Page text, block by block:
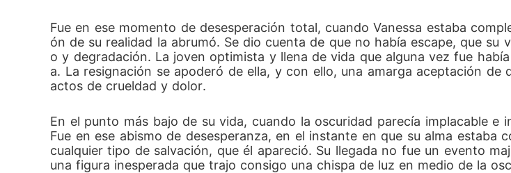
Fue en ese momento de desesperación total, cuando Vanessa estaba
ón de su realidad la abrumó. Se dio cuenta de que no había escape, que
o y degradación. La joven optimista y llena de vida que alguna vez fue
a. La resignación se apoderó de ella, y con ello, una amarga aceptación
actos de crueldad y dolor.
En el punto más bajo de su vida, cuando la oscuridad parecía implacable
Fue en ese abismo de desesperanza, en el instante en que su alma
cualquier tipo de salvación, que él apareció. Su llegada no fue un evento
una figura inesperada que trajo consigo una chispa de luz en medio de la